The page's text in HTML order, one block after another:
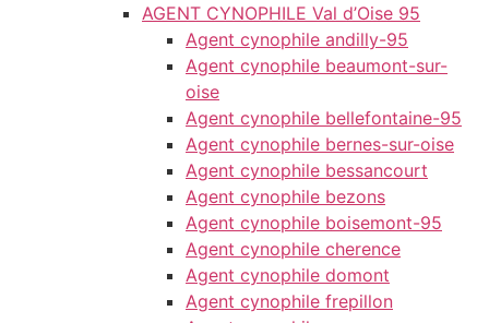
AGENT CYNOPHILE Val d’Oise 95
Agent cynophile andilly-95
Agent cynophile beaumont-sur-
oise
Agent cynophile bellefontaine-95
Agent cynophile bernes-sur-oise
Agent cynophile bessancourt
Agent cynophile bezons
Agent cynophile boisemont-95
Agent cynophile cherence
Agent cynophile domont
Agent cynophile frepillon